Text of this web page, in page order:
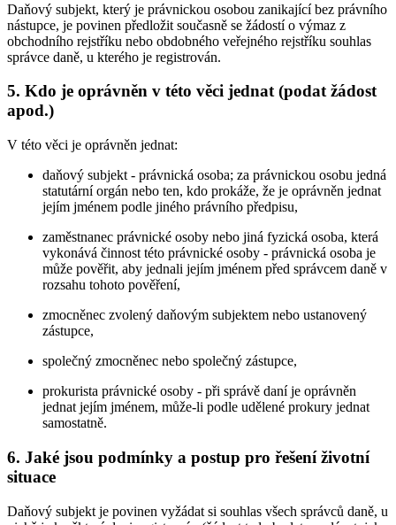
Daňový subjekt, který je právnickou osobou zanikající bez právního
nástupce, je povinen předložit současně se žádostí o výmaz z
obchodního rejstříku nebo obdobného veřejného rejstříku souhlas
správce daně, u kterého je registrován.
5. Kdo je oprávněn v této věci jednat (podat žádost
apod.)
V této věci je oprávněn jednat:
daňový subjekt - právnická osoba; za právnickou osobu jedná
statutární orgán nebo ten, kdo prokáže, že je oprávněn jednat
jejím jménem podle jiného právního předpisu,
zaměstnanec právnické osoby nebo jiná fyzická osoba, která
vykonává činnost této právnické osoby - právnická osoba je
může pověřit, aby jednali jejím jménem před správcem daně v
rozsahu tohoto pověření,
zmocněnec zvolený daňovým subjektem nebo ustanovený
zástupce,
společný zmocněnec nebo společný zástupce,
prokurista právnické osoby - při správě daní je oprávněn
jednat jejím jménem, může-li podle udělené prokury jednat
samostatně.
6. Jaké jsou podmínky a postup pro řešení životní
situace
Daňový subjekt je povinen vyžádat si souhlas všech správců daně, u